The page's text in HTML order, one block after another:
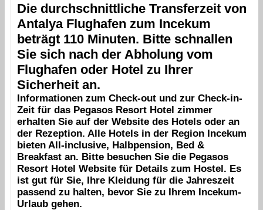
Die durchschnittliche Transferzeit von
Antalya Flughafen zum Incekum
beträgt 110 Minuten. Bitte schnallen
Sie sich nach der Abholung vom
Flughafen oder Hotel zu Ihrer
Sicherheit an.
Informationen zum Check-out und zur Check-in-
Zeit für das Pegasos Resort Hotel zimmer
erhalten Sie auf der Website des Hotels oder an
der Rezeption. Alle Hotels in der Region Incekum
bieten All-inclusive, Halbpension, Bed &
Breakfast an. Bitte besuchen Sie die Pegasos
Resort Hotel Website für Details zum Hostel. Es
ist gut für Sie, Ihre Kleidung für die Jahreszeit
passend zu halten, bevor Sie zu Ihrem Incekum-
Urlaub gehen.